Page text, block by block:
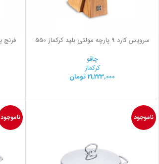
سرویس کارد 9 پارچه مولتی بلید کرکماز 550
چاقو
کرکماز
21,223,000 تومان
ناموجود ناموجود